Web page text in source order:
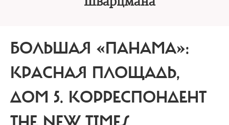
БОЛЬШАЯ «ПАНАМА»:
КРАСНАЯ ПЛОЩАДЬ,
ДОМ 5. КОРРЕСПОНДЕНТ